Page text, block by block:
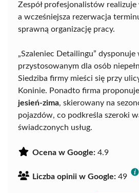
Zespół profesjonalistów realizuje
a wcześniejsza rezerwacja
sprawną organizację pracy.
„Szaleniec Detailingu” dysponuje
przystosowanym dla osób
Siedziba firmy mieści się przy
Koninie. Ponadto firma proponuje
jesień-zima, skierowany na
pojazdów, co podkreśla szeroki
świadczonych usług.
Ocena w Google: 4.9
Liczba opinii w Google: 49